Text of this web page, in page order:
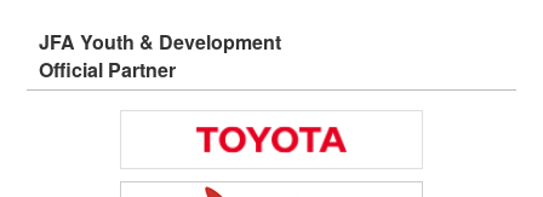
JFA Youth & Development
Official Partner